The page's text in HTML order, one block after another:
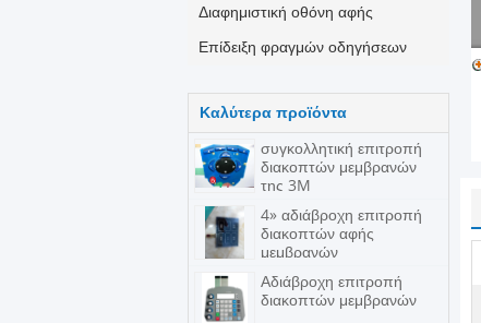
Διαφημιστική οθόνη αφής
Επίδειξη φραγμών οδηγήσεων
Καλύτερα προϊόντα
συγκολλητική επιτροπή
διακοπτών μεμβρανών
της 3M
4» αδιάβροχη επιτροπή
διακοπτών αφής
μεμβρανών
Αδιάβροχη επιτροπή
διακοπτών μεμβρανών